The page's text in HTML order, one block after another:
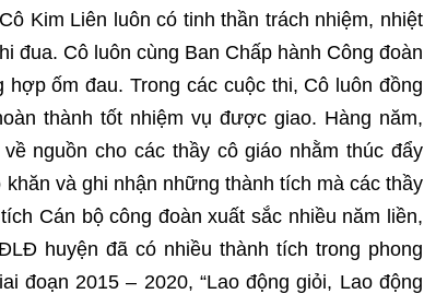
Kim Liên luôn có tinh thần trách nhiệm, nhiệt
đua. Cô luôn cùng Ban Chấp hành Công đoàn
ốm đau. Trong các cuộc thi, Cô luôn đồng
thành tốt nhiệm vụ được giao. Hàng năm,
nguồn cho các thầy cô giáo nhằm thúc đẩy
và ghi nhận những thành tích mà các thầy
Cán bộ công đoàn xuất sắc nhiều năm liền,
huyện đã có nhiều thành tích trong phong
đoạn 2015 – 2020, “Lao động giỏi, Lao động